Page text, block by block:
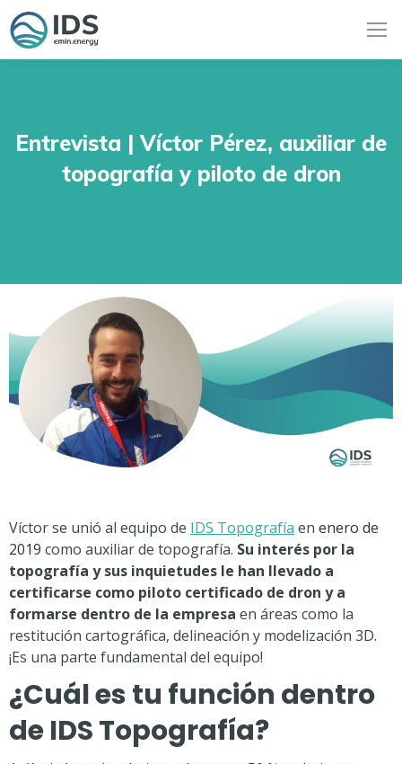
Entrevista | Víctor Pérez, auxiliar de
topografía y piloto de dron
Víctor se unió al equipo de IDS Topografía en enero de
2019 como auxiliar de topografía. Su interés por la
topografía y sus inquietudes le han llevado a
certificarse como piloto certificado de dron y a
formarse dentro de la empresa en áreas como la
restitución cartográfica, delineación y modelización 3D.
¡Es una parte fundamental del equipo!
¿Cuál es tu función dentro
de IDS Topografía?